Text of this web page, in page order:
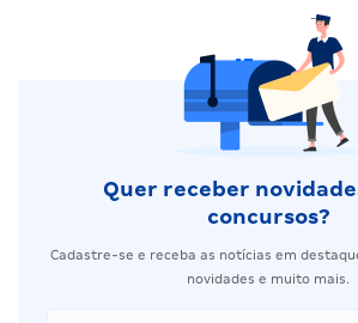
Quer receber
concursos?
Cadastre-se e receba as notícias em
novidades e muito mais.